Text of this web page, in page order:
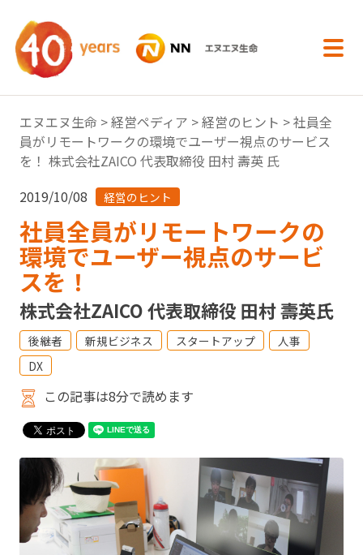
エヌエヌ生命 >経営ペディア >経営のヒント > 社員全
員がリモートワークの環境でユーザー視点のサービス
を！ 株式会社ZAICO 代表取締役 田村 壽英 氏
2019/10/08
経営のヒント
社員全員がリモートワークの
環境でユーザー視点のサービ
スを！
株式会社ZAICO 代表取締役 田村 壽英氏
後継者 新規ビジネス スタートアップ
人事
DX
この記事は8分で読めます